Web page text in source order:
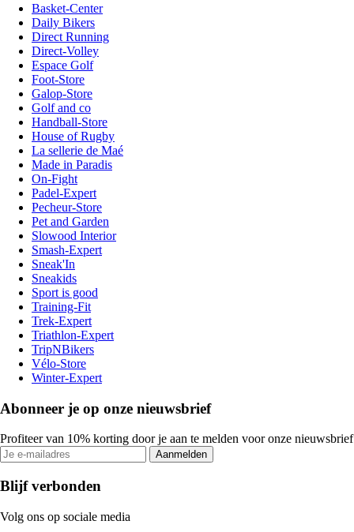
Basket-Center
Daily Bikers
Direct Running
Direct-Volley
Espace Golf
Foot-Store
Galop-Store
Golf and co
Handball-Store
House of Rugby
La sellerie de Maé
Made in Paradis
On-Fight
Padel-Expert
Pecheur-Store
Pet and Garden
Slowood Interior
Smash-Expert
Sneak'In
Sneakids
Sport is good
Training-Fit
Trek-Expert
Triathlon-Expert
TripNBikers
Vélo-Store
Winter-Expert
Abonneer je op onze nieuwsbrief
Profiteer van 10% korting door je aan te melden voor onze nieuwsbrief
Aanmelden
Blijf verbonden
Volg ons op sociale media